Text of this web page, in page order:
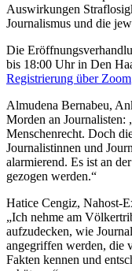
Auswirkungen
Journalismus und die
Die
bis 18:00 Uhr in Den
Registrierung über Zoom
Almudena Bernabeu,
Morden an Journalisten:
Menschenrecht. Doch
Journalistinnen und
alarmierend. Es ist an
gezogen werden.“
Hatice Cengiz, Nahost-
„Ich nehme am
aufzudecken, wie
angegriffen werden, die
Fakten kennen und